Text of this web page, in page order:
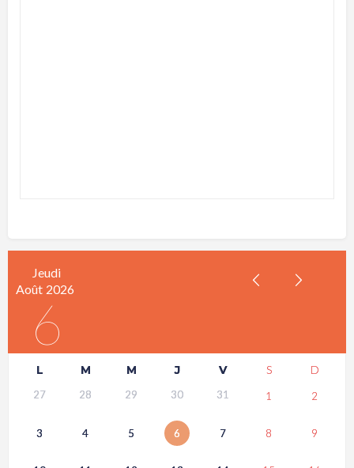
Jeudi
Août 2026
6
L M M J V S D
27 28 29 30 31 1 2
3 4 5 6 7 8 9